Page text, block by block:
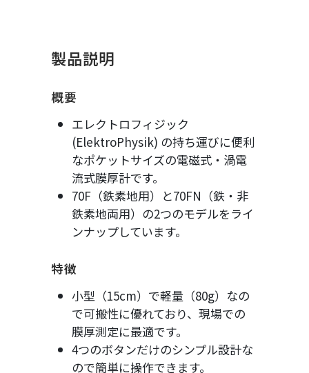
製品説明
概要
エレクトロフィジック
(ElektroPhysik) の持ち運びに便利
なポケットサイズの電磁式・渦電
流式膜厚計です。
70F（鉄素地用）と70FN（鉄・非
鉄素地両用）の2つのモデルをライ
ンナップしています。
特徴
小型（15cm）で軽量（80g）なの
で可搬性に優れており、現場での
膜厚測定に最適です。
4つのボタンだけのシンプル設計な
ので簡単に操作できます。